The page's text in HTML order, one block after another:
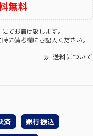
無料
てお届け致します。
に備考欄にご記入ください。
送料について
済 銀行振込